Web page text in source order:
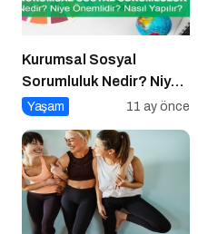
Kurumsal Sosyal
Sorumluluk Nedir? Niye
Önemlidir? Kurumsal
Yapılır?
Yaşam 11 ay önce